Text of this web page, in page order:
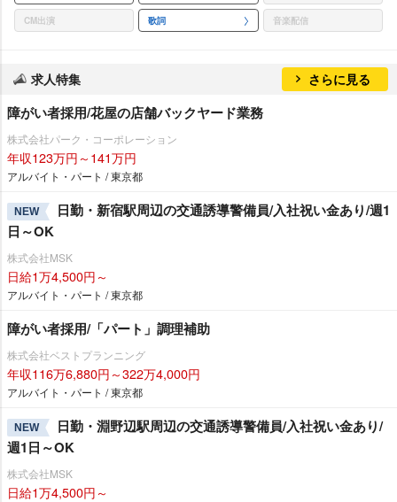
CM出演 歌詞 音楽配信
求人特集 さらに見る
障がい者採用/花屋の店舗バックヤード業務
株式会社パーク・コーポレーション
年収123万円～141万円
アルバイト・パート / 東京都
NEW
日勤・新宿駅周辺の交通誘導警備員/入社祝い金あり/週1
日～OK
株式会社MSK
日給1万4,500円～
アルバイト・パート / 東京都
障がい者採用/「パート」調理補助
株式会社ベストプランニング
年収116万6,880円～322万4,000円
アルバイト・パート / 東京都
NEW
日勤・淵野辺駅周辺の交通誘導警備員/入社祝い金あり/
週1日～OK
株式会社MSK
日給1万4,500円～